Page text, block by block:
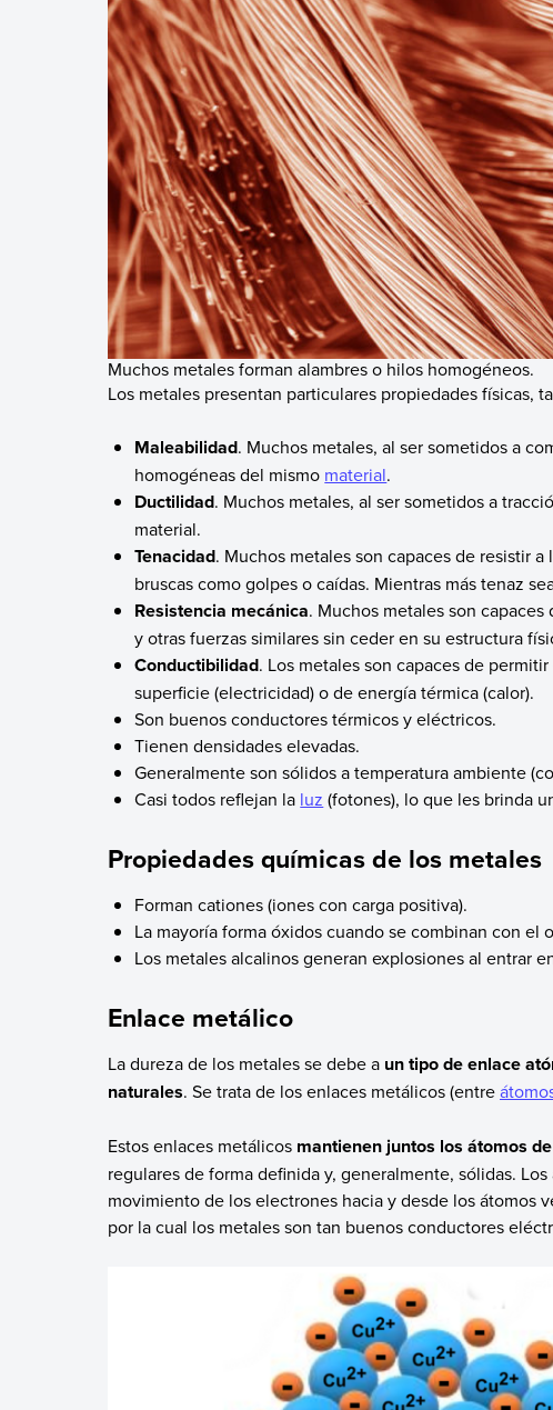
Muchos metales forman alambres o hilos homogéneos.
Los metales presentan particulares propiedades físicas,
Maleabilidad. Muchos metales, al ser sometidos a
homogéneas del mismo material.
Ductilidad. Muchos metales, al ser sometidos a
material.
Tenacidad. Muchos metales son capaces de resistir
bruscas como golpes o caídas. Mientras más tenaz
Resistencia mecánica. Muchos metales son
y otras fuerzas similares sin ceder en su estructura
Conductibilidad. Los metales son capaces de
superficie (electricidad) o de energía térmica (calor).
Son buenos conductores térmicos y eléctricos.
Tienen densidades elevadas.
Generalmente son sólidos a temperatura ambiente
Casi todos reflejan la luz (fotones), lo que les brinda
Propiedades químicas de los metales
Forman cationes (iones con carga positiva).
La mayoría forma óxidos cuando se combinan con el
Los metales alcalinos generan explosiones al entrar
Enlace metálico
La dureza de los metales se debe a un tipo de enlace
naturales. Se trata de los enlaces metálicos (entre
Estos enlaces metálicos mantienen juntos los átomos
regulares de forma definida y, generalmente, sólidas.
movimiento de los electrones hacia y desde los átomos
por la cual los metales son tan buenos conductores